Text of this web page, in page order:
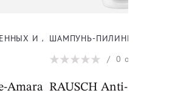
И ЛОМКИХ ВОЛОС
Amaranth REPAIR SHAMPOO
ШАМПУНЬ-ПИЛИНГ ДЛЯ
/0 отзывов
RAUSCH Anti-